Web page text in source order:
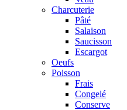
Charcuterie
Pâté
Salaison
Saucisson
Escargot
Oeufs
Poisson
Frais
Congelé
Conserve